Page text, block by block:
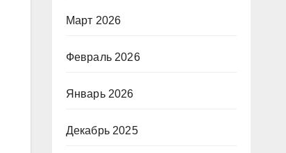
Март 2026
Февраль 2026
Январь 2026
Декабрь 2025